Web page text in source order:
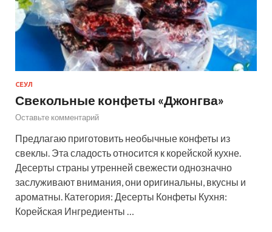
СЕУЛ
Свекольные конфеты «Джонгва»
Оставьте комментарий
Предлагаю приготовить необычные конфеты из
свеклы. Эта сладость относится к корейской кухне.
Десерты страны утренней свежести однозначно
заслуживают внимания, они оригинальны, вкусны и
ароматны. Категория: Десерты Конфеты Кухня:
Корейская Ингредиенты …